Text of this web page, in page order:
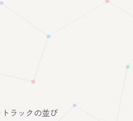
ラックの並び